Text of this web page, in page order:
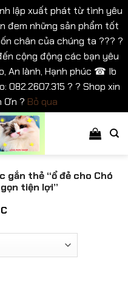
lập xuất phát từ tình yêu
đem những sản phẩm tốt
chân của chúng ta ??? ?
cộng động các bạn yêu
An lành, Hạnh phúc ☎ Ib
082.2607.315 ? ? Shop xin
Ơn ? Bỏ qua
gắn thẻ “ổ đẻ cho Chó
tiện lợi”